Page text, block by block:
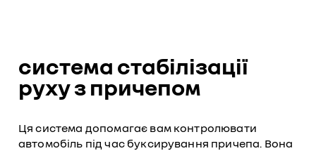
система стабілізації
руху з причепом
Ця система допомагає вам контролювати
автомобіль під час буксирування причепа. Вона